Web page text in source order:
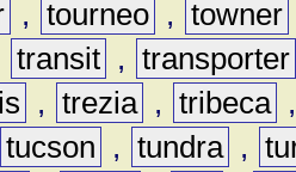
, tourneo , towner
transit , transporter
, trezia , tribeca
tucson , tundra ,